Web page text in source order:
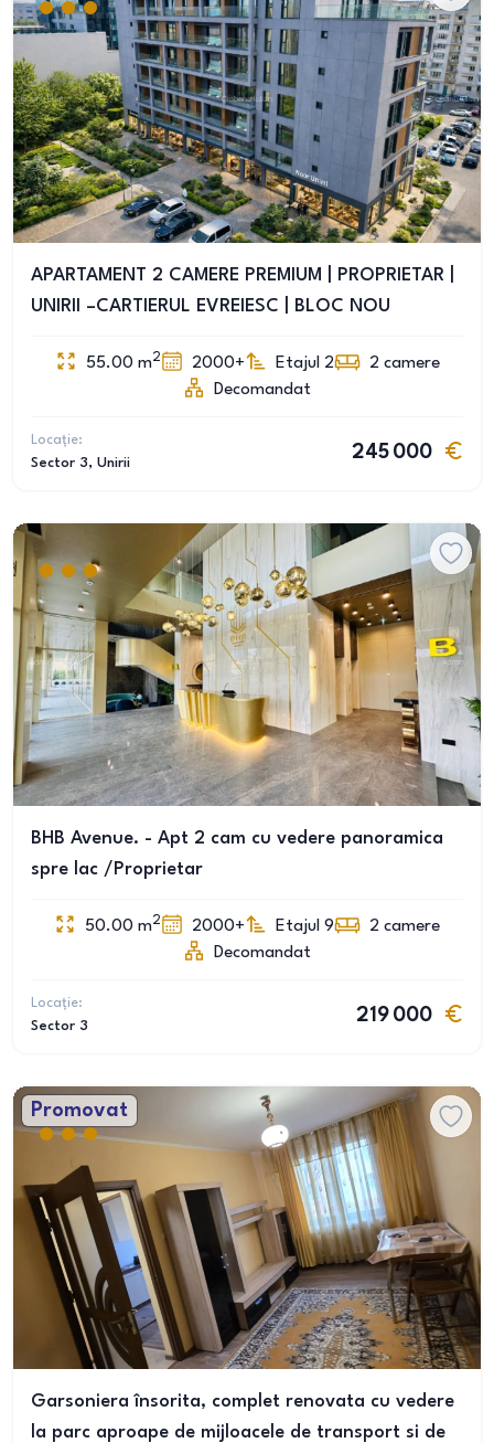
APARTAMENT 2 CAMERE PREMIUM | PROPRIETAR |
UNIRII –CARTIERUL EVREIESC | BLOC NOU
55.00 m2 2000+ Etajul 2 2 camere
Decomandat
Locație:
Sector 3, Unirii
245 000
BHB Avenue. - Apt 2 cam cu vedere panoramica
spre lac /Proprietar
50.00 m2 2000+ Etajul 9 2 camere
Decomandat
Locație:
Sector 3
219 000
Promovat
Garsoniera însorita, complet renovata cu vedere
la parc aproape de mijloacele de transport si de